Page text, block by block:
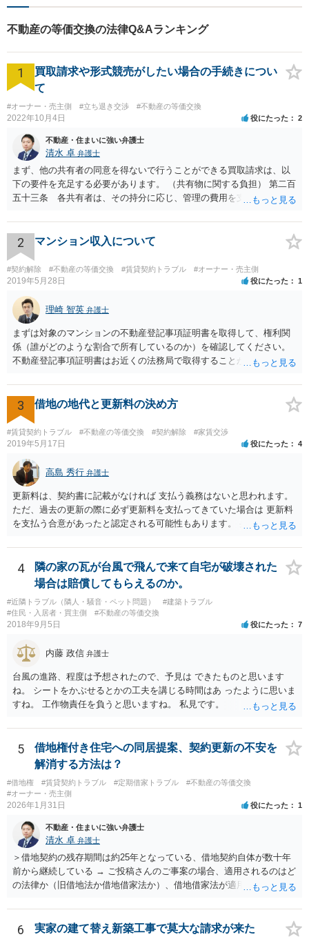
不動産の等価交換の法律Q&Aランキング
1
買取請求や形式競売がしたい場合の手続きについ
て
#オーナー・売主側 #立ち退き交渉 #不動産の等価交換
2022年10月4日 役にたった 2
不動産・住まいに強い弁護士
清水 卓 弁護士
まず、他の共有者の同意を得ないで行うことができる買取請求は、以
下の要件を充足する必要があります。 （共有物に関する負担） 第二百
五十三条 各共有者は、その持分に応じ、管理の費用を支払い、その
履行しないときは、他の共有者は、相当の償金を支払ってその者の持
分を取得することができる。 次に、共有物分割請求訴訟を提起した
場合、他の共有者と和解ができれば、その和解内容に基づき解決とな
り、和解ができなければ、判決による解決となります。 ただ、判決
による解決の場合も、ご事案に応じて分割の仕方などバリエーション
がいくつかあるため、一度、弁護士に直接相談し、アドバイスを受け
てみることもご検討下さい。
2 マンション収入について
#契約解除 #不動産の等価交換 #賃貸契約トラブル #オーナー・売主側
2019年5月28日 役にたった 1
理崎 智英 弁護士
まずは対象のマンションの不動産登記事項証明書を取得して、権利関
係（誰がどのような割合で所有しているのか）を確認してください。
不動産登記事項証明書はお近くの法務局で取得することが出来ます。
てたつをさんは権利をもっているので、相続分に応じた賃料収入をも
らう権利があります。
3 借地の地代と更新料の決め方
#賃貸契約トラブル #不動産の等価交換 #契約解除 #家賃交渉
2019年5月17日 役にたった 4
高島 秀行 弁護士
更新料は、契約書に記載がなければ 支払う義務はないと思われます。
ただ、過去の更新の際に必ず更新料を支払ってきていた場合は 更新料
を支払う合意があったと認定される可能性もあります。 弁護士に面談
4
隣の家の瓦が台風で飛んで来て自宅が破壊された
場合は賠償してもらえるのか。
#近隣トラブル（隣人・騒音・ペット問題）
#建築トラブル
#住民・入居者・買主側
#不動産の等価交換
2018年9月5日 役にたった 7
内藤 政信 弁護士
台風の進路、程度は予想されたので、予見は できたものと思います
ね。 シートをかぶせるとかの工夫を講じる時間はあ ったように思いま
すね。 工作物責任を負うと思いますね。 私見です。
5
借地権付き住宅への同居提案、契約更新の不安を
解消する方法は？
#借地権 #賃貸契約トラブル #定期借家トラブル
#不動産の等価交換
#オーナー・売主側
2026年1月31日 役にたった 1
不動産・住まいに強い弁護士
清水 卓 弁護士
＞借地契約の残存期間は約25年となっている、借地契約自体が数十年
前から継続している → ご投稿さんのご事案の場合、適用されるのはど
の法律か（旧借地法か借地借家法か）、借地借家法が適用される場合
ないことを前提とする契約か、借地借家法の更新に関する規定の適用
のある契約か）等につき、まず、お父様が締結されている契約書の内
6 実家の建て替え新築工事で莫大な請求が来た